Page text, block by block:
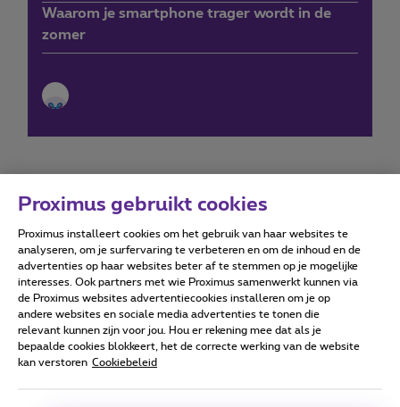
Waarom je smartphone trager wordt in de
zomer
Forumvoorwaarden Accessibility statement
Alle rechten voorbehouden. © Proximus
Algemene voorwaarden, consumenteninfo
Proximus gebruikt cookies
Proximus installeert cookies om het gebruik van haar websites te
analyseren, om je surfervaring te verbeteren en om de inhoud en de
advertenties op haar websites beter af te stemmen op je mogelijke
interesses. Ook partners met wie Proximus samenwerkt kunnen via
de Proximus websites advertentiecookies installeren om je op
andere websites en sociale media advertenties te tonen die
relevant kunnen zijn voor jou. Hou er rekening mee dat als je
bepaalde cookies blokkeert, het de correcte werking van de website
kan verstoren Cookiebeleid